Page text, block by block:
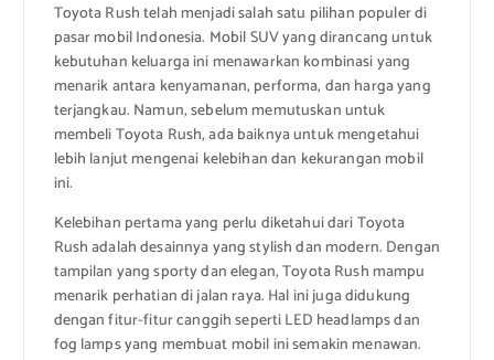
Toyota Rush telah menjadi salah satu pilihan populer di
pasar mobil Indonesia. Mobil SUV yang dirancang untuk
kebutuhan keluarga ini menawarkan kombinasi yang
menarik antara kenyamanan, performa, dan harga yang
terjangkau. Namun, sebelum memutuskan untuk
membeli Toyota Rush, ada baiknya untuk mengetahui
lebih lanjut mengenai kelebihan dan kekurangan mobil
ini.
Kelebihan pertama yang perlu diketahui dari Toyota
Rush adalah desainnya yang stylish dan modern. Dengan
tampilan yang sporty dan elegan, Toyota Rush mampu
menarik perhatian di jalan raya. Hal ini juga didukung
dengan fitur-fitur canggih seperti LED headlamps dan
fog lamps yang membuat mobil ini semakin menawan.